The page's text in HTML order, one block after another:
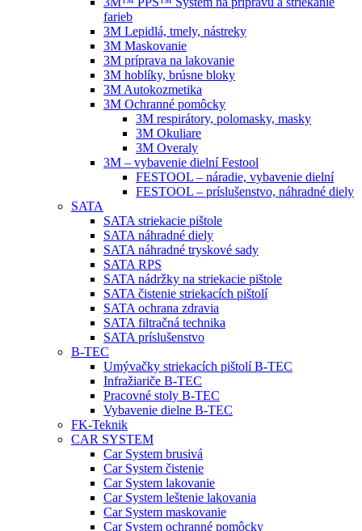
farieb
3M Lepidlá, tmely, nástreky
3M Maskovanie
3M príprava na lakovanie
3M hoblíky, brúsne bloky
3M Autokozmetika
3M Ochranné pomôcky
3M respirátory, polomasky, masky
3M Okuliare
3M Overaly
3M – vybavenie dielní Festool
FESTOOL – náradie, vybavenie dielní
FESTOOL – príslušenstvo, náhradné diely
SATA
SATA striekacie pištole
SATA náhradné diely
SATA náhradné tryskové sady
SATA RPS
SATA nádržky na striekacie pištole
SATA čistenie striekacích pištolí
SATA ochrana zdravia
SATA filtračná technika
SATA príslušenstvo
B-TEC
Umývačky striekacích pištolí B-TEC
Infražiariče B-TEC
Pracovné stoly B-TEC
Vybavenie dielne B-TEC
FK-Teknik
CAR SYSTEM
Car System brusivá
Car System čistenie
Car System lakovanie
Car System leštenie lakovania
Car System maskovanie
Car System ochranné pomôcky